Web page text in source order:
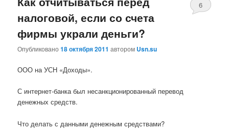
налоговой, если со счета
фирмы украли деньги?
Опубликовано18 октября 2011 автором Usn.su
6
ООО на УСН «Доходы».
С интернет-банка был несанкционированный перевод
денежных средств.
Что делать с данными денежным средствами?